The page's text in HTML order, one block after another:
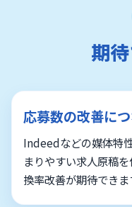
期
応募数の改善に
Indeedなどの媒体特
まりやすい求人原稿
換率改善が期待できま